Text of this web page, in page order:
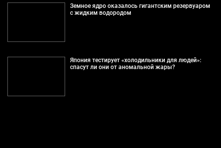
Земное ядро оказалось гигантским резервуаром
с жидким водородом
Япония тестирует «холодильники для людей»:
спасут ли они от аномальной жары?